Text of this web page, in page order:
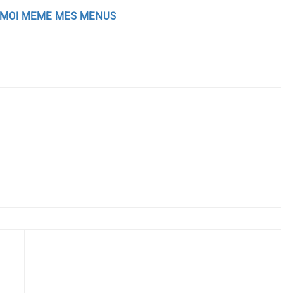
MEME MES MENUS